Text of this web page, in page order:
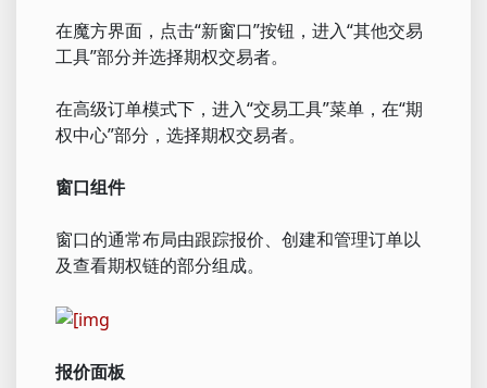
在魔方界面，点击“新窗口”按钮，进入“其他交易
工具”部分并选择期权交易者。
在高级订单模式下，进入“交易工具”菜单，在“期
权中心”部分，选择期权交易者。
窗口组件
窗口的通常布局由跟踪报价、创建和管理订单以
及查看期权链的部分组成。
报价面板